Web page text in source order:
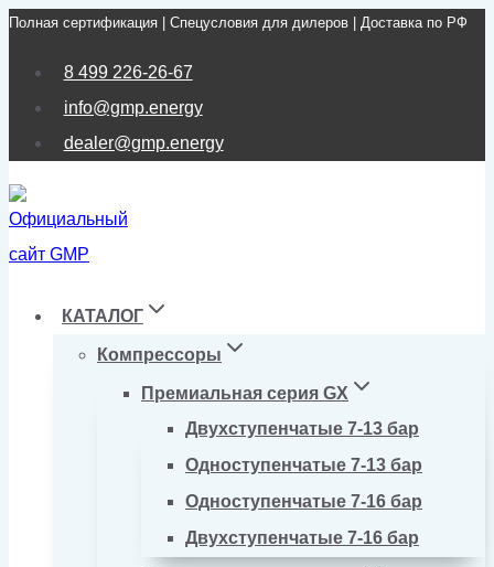
Перейти
Полная сертификация | Спецусловия для дилеров | Доставка по РФ
8 499 226-26-67
info@gmp.energy
dealer@gmp.energy
КАТАЛОГ
Компрессоры
Премиальная серия GX
Двухступенчатые 7-13 бар
Одноступенчатые 7-13 бар
Одноступенчатые 7-16 бар
Двухступенчатые 7-16 бар